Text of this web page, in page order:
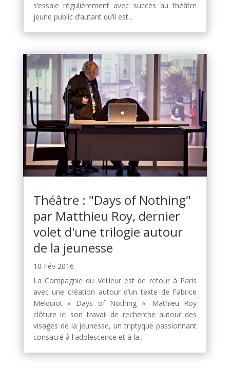
s’essaie régulièrement avec succès au théâtre
jeune public d’autant qu’il est...
Théâtre : "Days of Nothing"
par Matthieu Roy, dernier
volet d'une trilogie autour
de la jeunesse
10 Fév 2016
La Compagnie du Veilleur est de retour à Paris
avec une création autour d’un texte de Fabrice
Melquiot « Days of Nothing ». Mathieu Roy
clôture ici son travail de recherche autour des
visages de la jeunesse, un triptyque passionnant
consacré à l'adolescence et à la...